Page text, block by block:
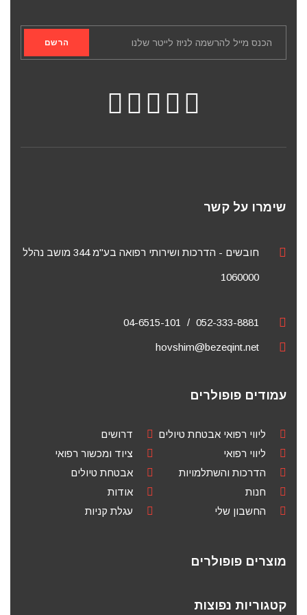
הרשם
שימרו על קשר
חובשים - הדרכות ושירותי רפואה בע"מ 344 מושב נהלל
1060000
052-333-8881
04-6515-101
hovshim@bezeqint.net
עמודים פופולרים
ליווי רפואי אבטחת טיולים
דרושים
ליווי רפואי
ציוד ומכשור רפואי
הדרכות והשתלמויות
אבטחת טיולים
חנות
אודות
החשבון שלי
עגלת קניות
מוצרים פופולרים
קטגוריות נפוצות